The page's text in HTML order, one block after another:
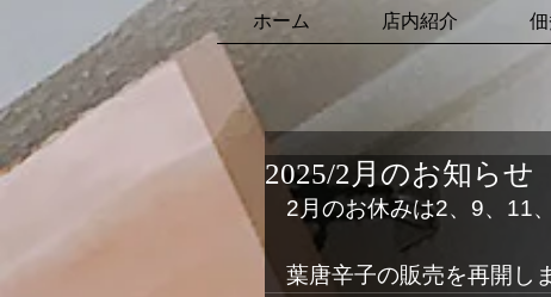
ホーム 店内紹介
2025/2月のお知らせ
2月のお休みは2、9、11
葉唐辛子の販売を再開し